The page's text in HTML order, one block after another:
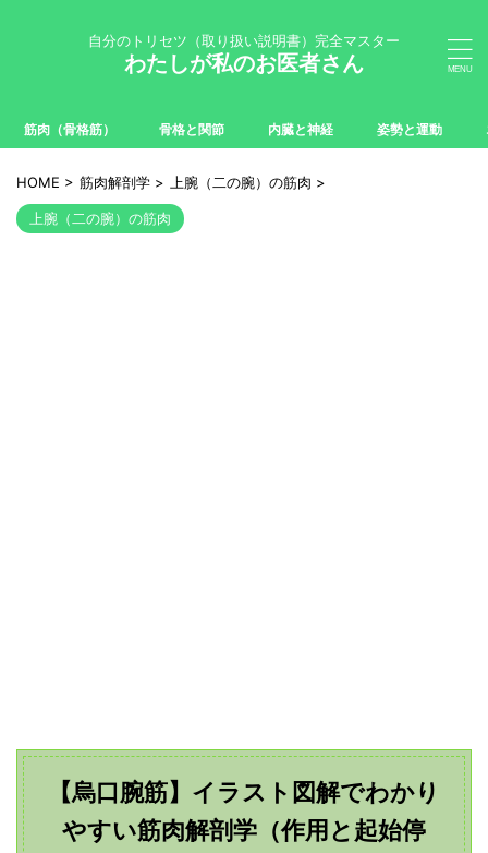
自分のトリセツ（取り扱い説明書）完全マスター
わたしが私のお医者さん
筋肉（骨格筋） 骨格と関節 内臓と神経 姿勢と運動
HOME > 筋肉解剖学 > 上腕（二の腕）の筋肉 >
上腕（二の腕）の筋肉
【烏口腕筋】イラスト図解でわかり
やすい筋肉解剖学（作用と起始停